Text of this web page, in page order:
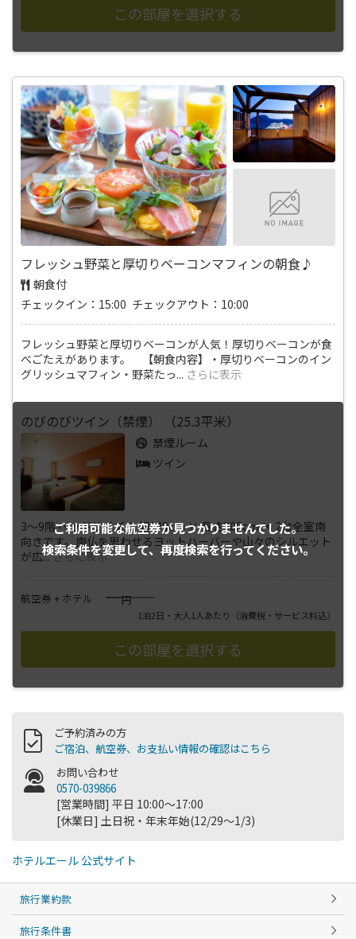
フレッシュ野菜と厚切りベーコンマフィンの朝食♪
朝食付
チェックイン：15:00 チェックアウト：10:00
フレッシュ野菜と厚切りベーコンが人気！厚切りベーコンが食
べごたえがあります。 【朝食内容】・厚切りベーコンのイン
グリッシュマフィン・野菜たっ... さらに表示
ご利用可能な航空券が見つかりませんでした。
検索条件を変更して、再度検索を行ってください。
のびのびツイン（禁煙） （25.3平米）
禁煙ルーム
ツイン
3～9階 ベッドサイズ： 幅140cm × 長さ200cm × 2台全室南
向きです。南仏を思わせるヨットハーバーや山々のシルエット
が広...さらに表示
航空券 + ホテル ――――円
1泊2日・大人1人あたり （消費税・サービス料込）
ご予約済みの方
ご宿泊、航空券、お支払い情報の確認はこちら
お問い合わせ
0570-039866
[営業時間] 平日 10:00～17:00
[休業日] 土日祝・年末年始(12/29～1/3)
ホテルエール 公式サイト
旅行業約款
旅行条件書